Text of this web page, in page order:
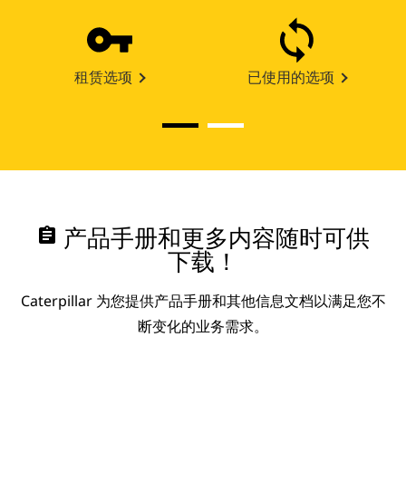
租赁选项 已使用的选项
assignment 产品手册和更多内容随时可供
下载！
Caterpillar 为您提供产品手册和其他信息文档以满足您不
断变化的业务需求。